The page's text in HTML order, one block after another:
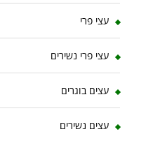
עצי פרי
עצי פרי נשירים
עצים בוגרים
עצים נשירים